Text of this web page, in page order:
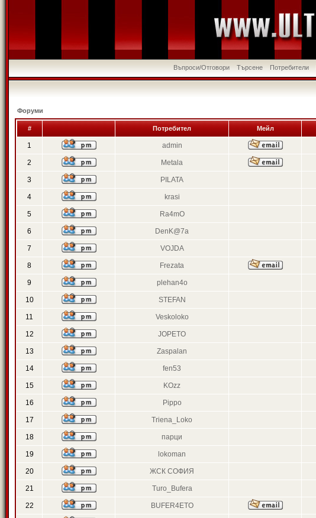
Въпроси/Отговори Търсене Потребители
Форуми
# Потребител Мейл
1 admin
2 Metala
3 PILATA
4 krasi
5 Ra4mO
6 DenK@7a
7 VOJDA
8 Frezata
9 plehan4o
10 STEFAN
11 Veskoloko
12 JOPETO
13 Zaspalan
14 fen53
15 KOzz
16 Pippo
17 Triena_Loko
18 парци
19 lokoman
20 ЖСК СОФИЯ
21 Turo_Bufera
22 BUFER4ETO